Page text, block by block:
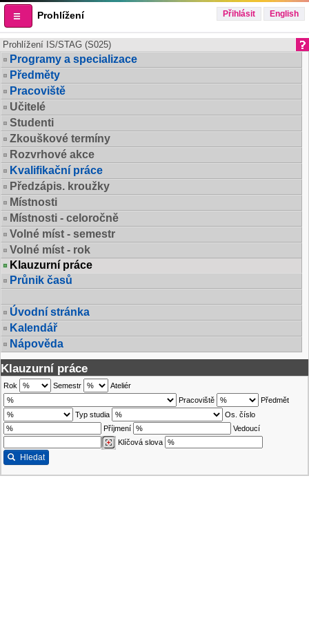
Prohlížení Přihlásit English
Prohlížení IS/STAG (S025)
Programy a specializace
Předměty
Pracoviště
Učitelé
Studenti
Zkouškové termíny
Rozvrhové akce
Kvalifikační práce
Předzápis. kroužky
Místnosti
Místnosti - celoročně
Volné míst - semestr
Volné míst - rok
Klauzurní práce
Průnik časů
Úvodní stránka
Kalendář
Nápověda
Klauzurní práce
Rok Semestr
Ateliér
Pracoviště
Předmět
Typ studia
Os. číslo
Příjmení
Vedoucí
Klíčová slova
Hledat